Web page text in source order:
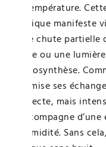
de température.
hydrique manifeste
voire chute
sèche ou une
photosynthèse.
optimise ses
indirecte, mais
s’accompagne
d’humidité. Sans